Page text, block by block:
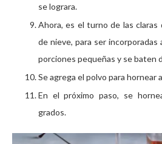
se lograra.
Ahora, es el turno de las
de nieve, para ser incorporadas
porciones pequeñas y se baten
Se agrega el polvo para hornear
En el próximo paso, se
grados.